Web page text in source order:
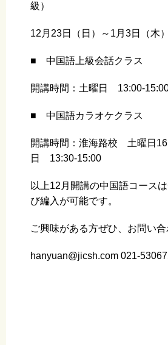
級）
12月23日（日）～1月3日（木
■ 中国語上級会話クラス
開講時間：土曜日 13:00-
■ 中国語カラオケクラス
開講時間：淮海路校 土曜日
日 13:30-15:00
以上12月開講の中国語コース
び編入が可能です。
ご興味がある方ぜひ、お問い合
hanyuan@jicsh.com 021-